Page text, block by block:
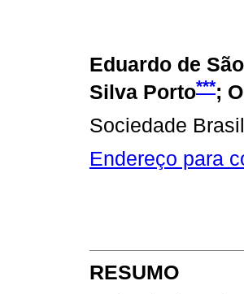
Eduardo de
Silva Porto***;
Sociedade
Endereço para
RESUMO